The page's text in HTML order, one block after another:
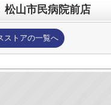
松山市民病院前店
ストアの一覧へ